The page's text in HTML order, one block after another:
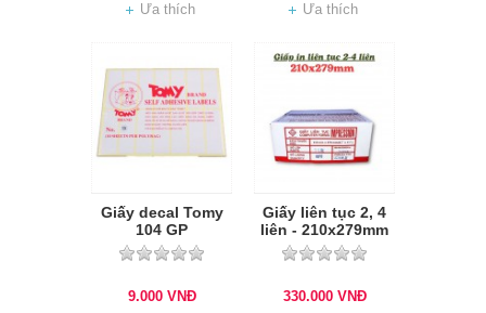
Ưa thích Ưa thích
Giấy decal Tomy
104 GP
9.000 VNĐ
Giấy liên tục 2, 4
liên - 210x279mm
330.000 VNĐ